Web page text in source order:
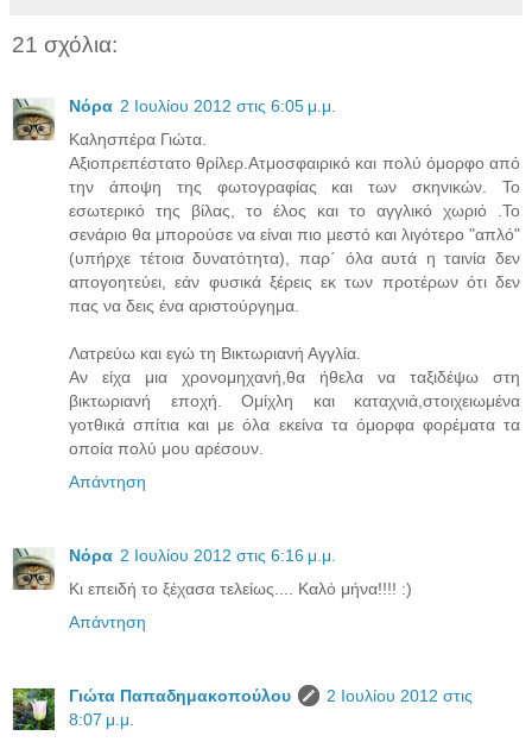
21 σχόλια:
Νόρα 2 Ιουλίου 2012 στις 6:05 μ.μ.
Καλησπέρα Γιώτα.
Αξιοπρεπέστατο θρίλερ.Ατμοσφαιρικό και πολύ όμορφο από
την άποψη της φωτογραφίας και των σκηνικών. Το
εσωτερικό της βίλας, το έλος και το αγγλικό χωριό .Το
σενάριο θα μπορούσε να είναι πιο μεστό και λιγότερο "απλό"
(υπήρχε τέτοια δυνατότητα), παρ΄ όλα αυτά η ταινία δεν
απογοητεύει, εάν φυσικά ξέρεις εκ των προτέρων ότι δεν
πας να δεις ένα αριστούργημα.
Λατρεύω και εγώ τη Βικτωριανή Αγγλία.
Αν είχα μια χρονομηχανή,θα ήθελα να ταξιδέψω στη
βικτωριανή εποχή. Ομίχλη και καταχνιά,στοιχειωμένα
γοτθικά σπίτια και με όλα εκείνα τα όμορφα φορέματα τα
οποία πολύ μου αρέσουν.
Απάντηση
Νόρα 2 Ιουλίου 2012 στις 6:16 μ.μ.
Κι επειδή το ξέχασα τελείως.... Καλό μήνα!!!! :)
Απάντηση
Γιώτα Παπαδημακοπούλου
2 Ιουλίου 2012 στις
8:07 μ.μ.